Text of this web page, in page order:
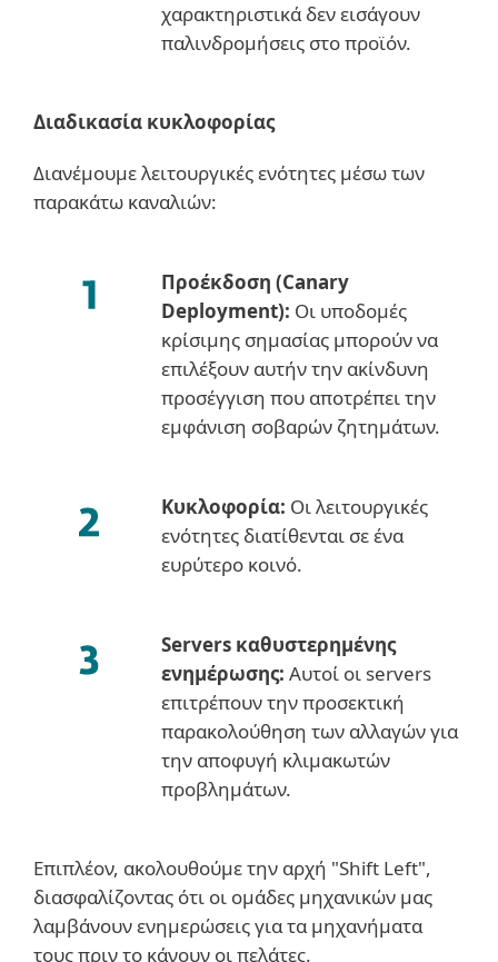
χαρακτηριστικά δεν εισάγουν
παλινδρομήσεις στο προϊόν.
Διαδικασία κυκλοφορίας
Διανέμουμε λειτουργικές ενότητες μέσω των
παρακάτω καναλιών:
Προέκδοση (Canary
Deployment): Οι υποδομές
κρίσιμης σημασίας μπορούν να
επιλέξουν αυτήν την ακίνδυνη
προσέγγιση που αποτρέπει την
εμφάνιση σοβαρών ζητημάτων.
Κυκλοφορία: Οι λειτουργικές
ενότητες διατίθενται σε ένα
ευρύτερο κοινό.
Servers καθυστερημένης
ενημέρωσης: Αυτοί οι servers
επιτρέπουν την προσεκτική
παρακολούθηση των αλλαγών για
την αποφυγή κλιμακωτών
προβλημάτων.
Επιπλέον, ακολουθούμε την αρχή "Shift Left",
διασφαλίζοντας ότι οι ομάδες μηχανικών μας
λαμβάνουν ενημερώσεις για τα μηχανήματα
τους πριν το κάνουν οι πελάτες.